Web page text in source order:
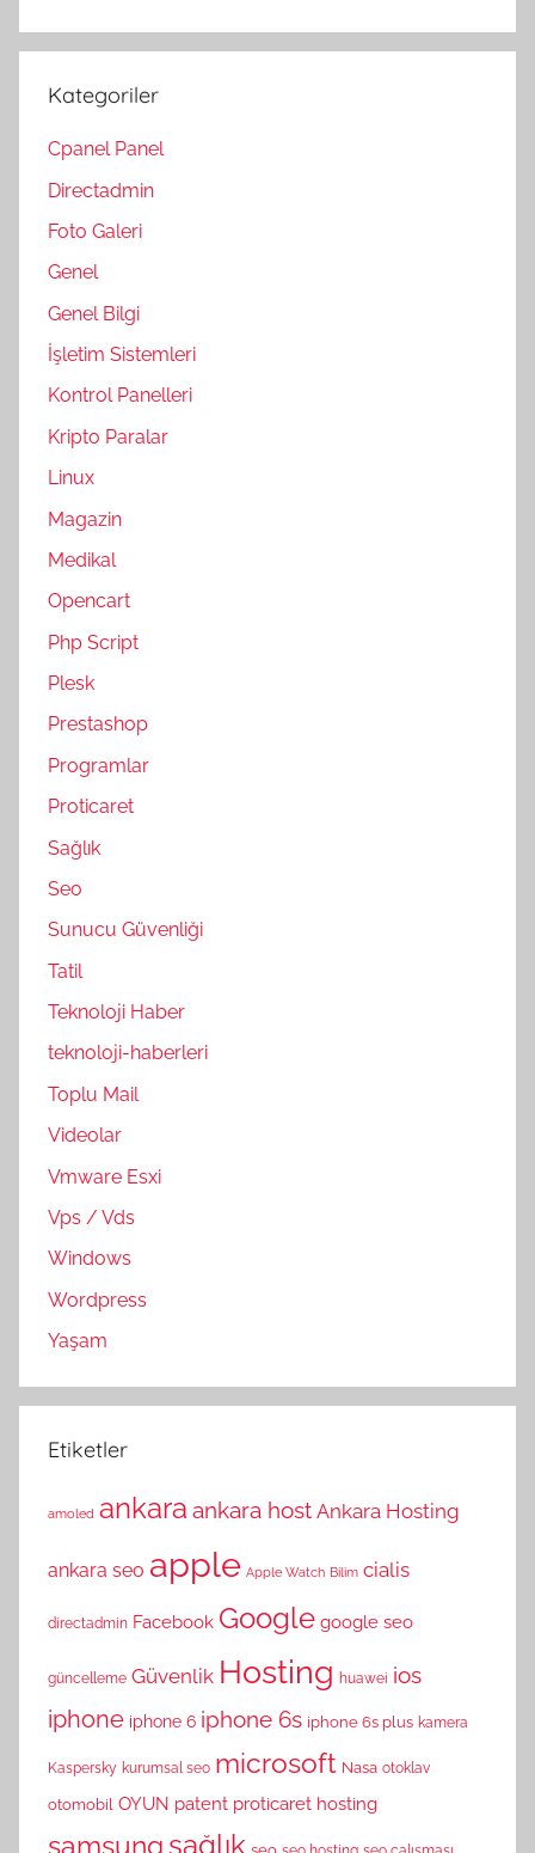
Kategoriler
Cpanel Panel
Directadmin
Foto Galeri
Genel
Genel Bilgi
İşletim Sistemleri
Kontrol Panelleri
Kripto Paralar
Linux
Magazin
Medikal
Opencart
Php Script
Plesk
Prestashop
Programlar
Proticaret
Sağlık
Seo
Sunucu Güvenliği
Tatil
Teknoloji Haber
teknoloji-haberleri
Toplu Mail
Videolar
Vmware Esxi
Vps / Vds
Windows
Wordpress
Yaşam
Etiketler
amoled ankara ankara host Ankara Hosting
ankara seo apple Apple Watch Bilim cialis
directadmin Facebook Google google seo
güncelleme Güvenlik Hosting huawei ios
iphone iphone 6 iphone 6s iphone 6s plus kamera
Kaspersky kurumsal seo microsoft Nasa otoklav
otomobil OYUN patent proticaret hosting
samsung sağlık